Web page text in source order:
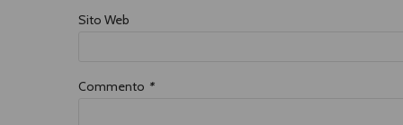
Sito Web
Commento *